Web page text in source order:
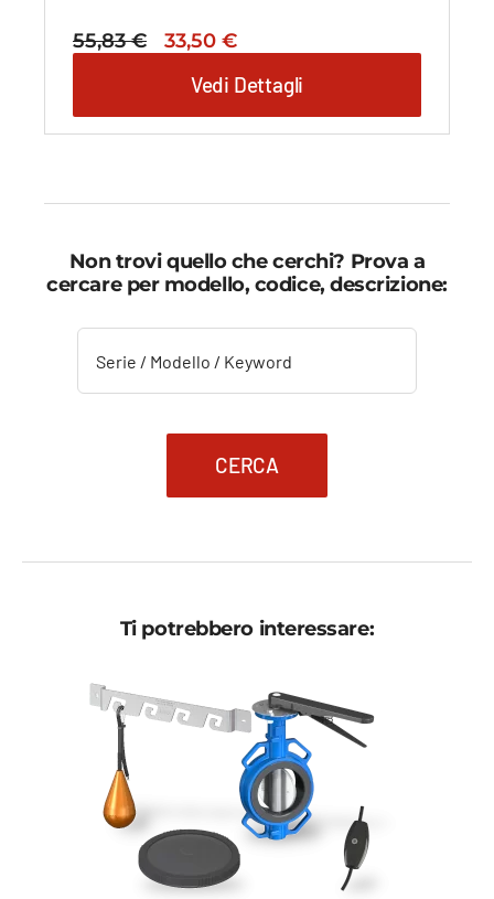
55,83€
Il
originale
era:
55,83 €.
33,50€Il
attuale
è:
33,50 €.
Vedi Dettagli
Non trovi quello che cerchi? Prova a
cercare per modello, codice, descrizione:
CERCA
Ti potrebbero interessare: